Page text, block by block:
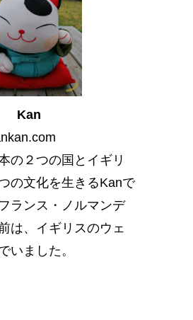
Kan
の２つの国とイギリ
の文化を生きるKanで
ランス・ノルマンデ
は、イギリスのウェ
いました。